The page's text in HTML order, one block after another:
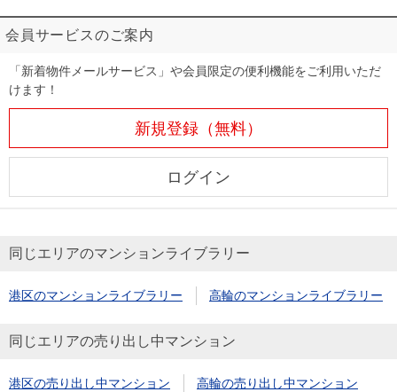
会員サービスのご案内
「新着物件メールサービス」や会員限定の便利機能をご利用いただ
けます！
新規登録（無料）
ログイン
同じエリアのマンションライブラリー
港区のマンションライブラリー 高輪のマンションライブラリー
同じエリアの売り出し中マンション
港区の売り出し中マンション 高輪の売り出し中マンション